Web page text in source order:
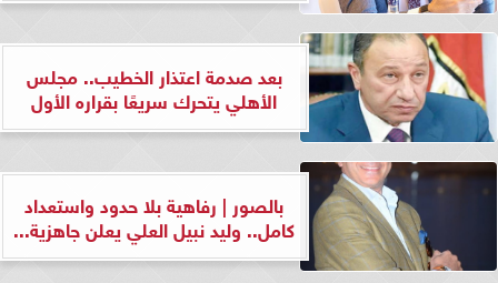
بعد صدمة اعتذار الخطيب.. مجلس
الأهلي يتحرك سريعًا بقراره الأول
بالصور | رفاهية بلا حدود واستعداد
كامل.. وليد نبيل العلي يعلن جاهزية...